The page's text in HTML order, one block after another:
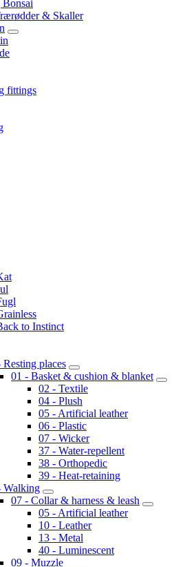
Bonsai
& Skaller
fittings
to Instinct
Resting places
01 - Basket & cushion & blanket
02 - Textile
04 - Plush
05 - Artificial leather
06 - Plastic
07 - Wicker
37 - Water-repellent
38 - Orthopedic
39 - Heat-retaining
Walking
07 - Collar & harness & leash
05 - Artificial leather
10 - Leather
13 - Metal
40 - Luminescent
09 - Muzzle